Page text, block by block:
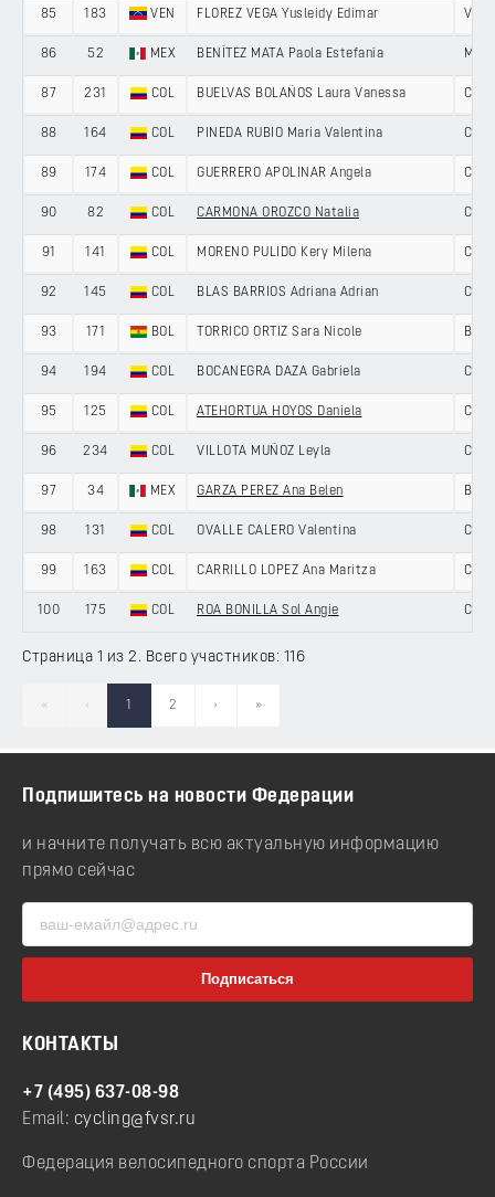
85 183 VEN FLOREZ VEGA Yusleidy Edimar
86 52 MEX BENÍTEZ MATA Paola Estefanía
87 231 COL BUELVAS BOLAÑOS Laura Vanessa
88 164 COL PINEDA RUBIO Maria Valentina
89 174 COL GUERRERO APOLINAR Angela
90 82 COL CARMONA OROZCO Natalia
91 141 COL MORENO PULIDO Kery Milena
92 145 COL BLAS BARRIOS Adriana Adrian
93 171 BOL TORRICO ORTIZ Sara Nicole
94 194 COL BOCANEGRA DAZA Gabriela
95 125 COL ATEHORTUA HOYOS Daniela
96 234 COL VILLOTA MUÑOZ Leyla
97 34 MEX GARZA PEREZ Ana Belen
98 131 COL OVALLE CALERO Valentina
99 163 COL CARRILLO LOPEZ Ana Maritza
100 175 COL ROA BONILLA Sol Angie
Страница 1 из 2. Всего участников: 116
« ‹ 1 2 › »
Подпишитесь на новости Федерации
и начните получать всю актуальную информацию
прямо сейчас
КОНТАКТЫ
+7 (495) 637-08-98
Email: cycling@fvsr.ru
Федерация велосипедного спорта России